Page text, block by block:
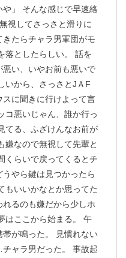
」 そんな感じで早速絡
視してさっさと滑りに
たらチャラ男軍団がモ
落としたらしい。 話を
い、いやお前も悪いで
いから、さっさとJＡF
に聞きに行けよって言
コ悪いじゃん、誰か行っ
てる、ふざけんなお前が
嫌なので無視して先輩と
くらいで戻ってくるとチ
やら鍵は見つかったら
もいいかなとか思ってた
るのも嫌だから少しホ
はここから始まる。 午
が鳴った。 見慣れない
ャラ男だった。 事故起